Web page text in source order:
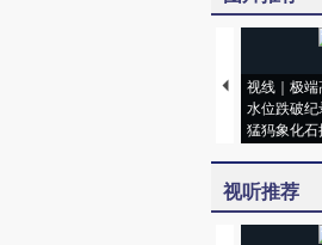
视线｜极
水位跌破
猛犸象化石
视听推荐